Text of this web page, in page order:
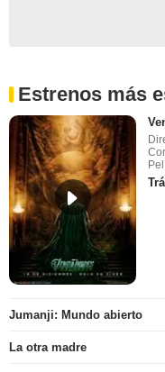
Estrenos más
Jumanji: Mundo abierto
La otra madre